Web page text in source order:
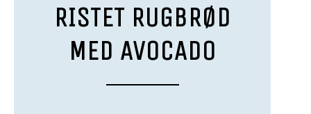
RISTET RUGBRØD
MED AVOCADO